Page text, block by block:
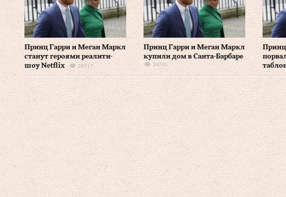
Принц Гарри и Меган Маркл
станут героями реалити-
шоу Netflix
29717
Принц Гарри и Меган Маркл
купили дом в Санта-Барбаре
16761